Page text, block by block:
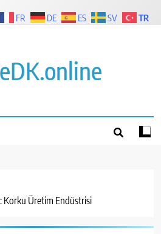
Korku Üretim Endüstrisi
FR DE ES SV TR